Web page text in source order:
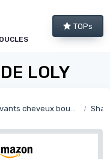
TOPs
LOLY
cheveux bouclés